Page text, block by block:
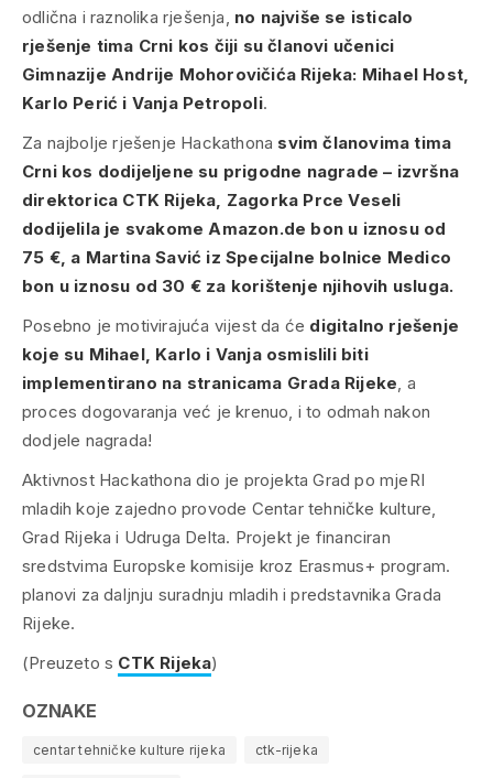
odlična i raznolika rješenja, no najviše se isticalo
rješenje tima Crni kos čiji su članovi učenici
Gimnazije Andrije Mohorovičića Rijeka: Mihael Host,
Karlo Perić i Vanja Petropoli.
Za najbolje rješenje Hackathona svim članovima tima
Crni kos dodijeljene su prigodne nagrade – izvršna
direktorica CTK Rijeka, Zagorka Prce Veseli
dodijelila je svakome Amazon.de bon u iznosu od
75 €, a Martina Savić iz Specijalne bolnice Medico
bon u iznosu od 30 € za korištenje njihovih usluga.
Posebno je motivirajuća vijest da će digitalno rješenje
koje su Mihael, Karlo i Vanja osmislili biti
implementirano na stranicama Grada Rijeke , a
proces dogovaranja već je krenuo, i to odmah nakon
dodjele nagrada!
Aktivnost Hackathona dio je projekta Grad po mjeRI
mladih koje zajedno provode Centar tehničke kulture,
Grad Rijeka i Udruga Delta. Projekt je financiran
sredstvima Europske komisije kroz Erasmus+ program.
planovi za daljnju suradnju mladih i predstavnika Grada
Rijeke.
(Preuzeto s CTK Rijeka)
OZNAKE
centar tehničke kulture rijeka ctk-rijeka